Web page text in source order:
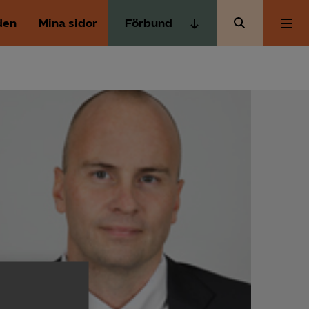
Mina sidor Förbund
Almega Utbildning
Innovations­företagen
Medie­företagen
Säkerhets­företagen
Tåg­företagen
Vård­företagarna
Medlemskapet
Mina sidor
Kontakt